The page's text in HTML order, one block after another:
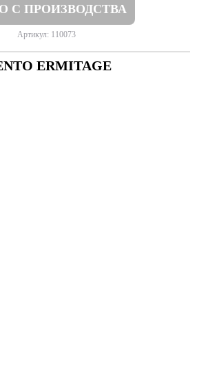
С ПРОИЗВОДСТВА
Артикул: 110073
ERMITAGE